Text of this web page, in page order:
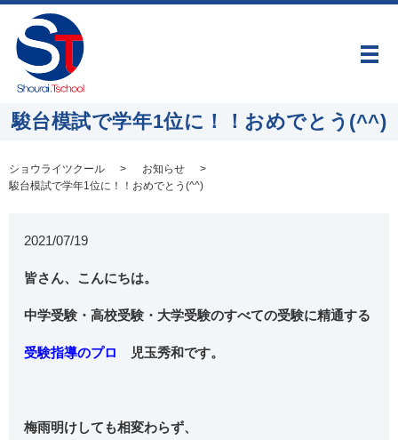
メ
駿台模試で学年1位に！！おめでとう(^^)
ショウライツクール
お知らせ
駿台模試で学年1位に！！おめでとう(^^)
2021/07/19
皆さん、こんにちは。
中学受験・高校受験・大学受験のすべての受験に精通する
受験指導のプロ 児玉秀和です。
梅雨明けしても相変わらず、